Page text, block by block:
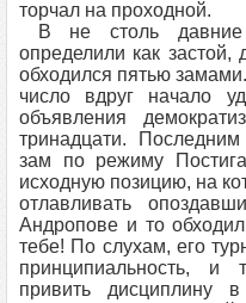
торчал на проходной.
В не столь давние
определили как застой,
обходился пятью
число вдруг начало
объявления
тринадцати.
зам по режиму
исходную позицию, на
отлавливать
Андропове и то
тебе! По слухам, его
принципиальность, и
привить